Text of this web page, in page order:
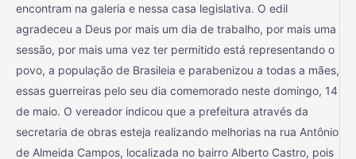
encontram na galeria e nessa casa legislativa. O edil
agradeceu a Deus por mais um dia de trabalho, por mais uma
sessão, por mais uma vez ter permitido está representando o
povo, a população de Brasileia e parabenizou a todas a mães,
essas guerreiras pelo seu dia comemorado neste domingo, 14
de maio. O vereador indicou que a prefeitura através da
secretaria de obras esteja realizando melhorias na rua Antônio
de Almeida Campos, localizada no bairro Alberto Castro, pois